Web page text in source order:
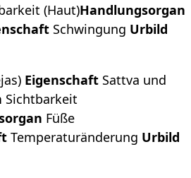
(Haut)Handlungsorgan
Schwingung Urbild
Eigenschaft Sattva und
Sichtbarkeit
Füße
Temperaturänderung Urbild